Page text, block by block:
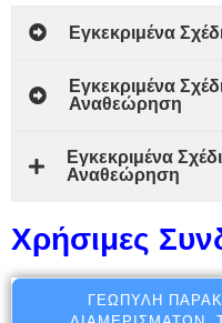
Εγκεκριμένα
Εγκεκριμένα
Αναθεώρηση
Εγκεκριμένα
Αναθεώρηση
Χρήσιμες
ΓΕΩΠΎΛΗ